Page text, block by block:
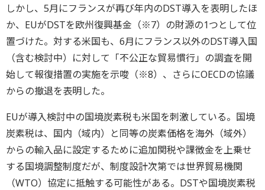
しかし、5月にフランスが再び年内のDST導入を表明したほ
か、EUがDSTを欧州復興基金（※7）の財源の1つとして位
置づけた。対する米国も、6月にフランス以外のDST導入国
（含む検討中）に対して「不公正な貿易慣行」の調査を開
始して報復措置の実施を示唆（※8）、さらにOECDの協議
からの撤退を表明した。
EUが導入検討中の国境炭素税も米国を刺激している。国境
炭素税は、国内（域内）と同等の炭素価格を海外（域外）
からの輸入品に設定するために追加関税や課徴金を上乗せ
する国境調整制度だが、制度設計次第では世界貿易機関
（WTO）協定に抵触する可能性がある。DSTや国境炭素税